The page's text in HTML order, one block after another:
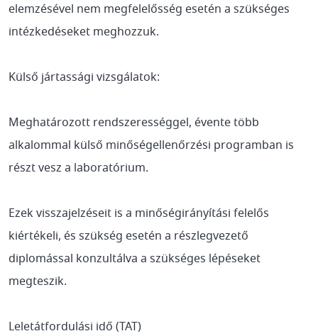
elemzésével nem megfelelősség esetén a szükséges
intézkedéseket meghozzuk.
Külső jártassági vizsgálatok:
Meghatározott rendszerességgel, évente több
alkalommal külső minőségellenőrzési programban is
részt vesz a laboratórium.
Ezek visszajelzéseit is a minőségirányítási felelős
kiértékeli, és szükség esetén a részlegvezető
diplomással konzultálva a szükséges lépéseket
megteszik.
Leletátfordulási idő (TAT)